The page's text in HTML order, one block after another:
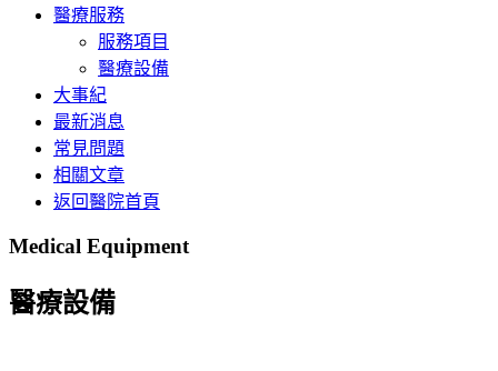
醫療服務
服務項目
醫療設備
大事紀
最新消息
常見問題
相關文章
返回醫院首頁
Medical Equipment
醫療設備